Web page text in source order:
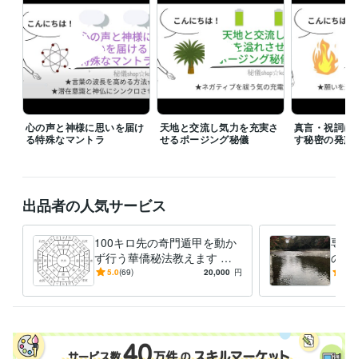
心の声と神様に思いを届け
る特殊なマントラ
天地と交流し気力を充実さ
せるポージング秘儀
真言・祝詞に
す秘密の発声
出品者の人気サービス
100キロ先の奇門遁甲を動か
ず行う華僑秘法教えます 直
伝☆遠方へ旅行しなくても方
5.0(69) 20,000 円
専用
のご